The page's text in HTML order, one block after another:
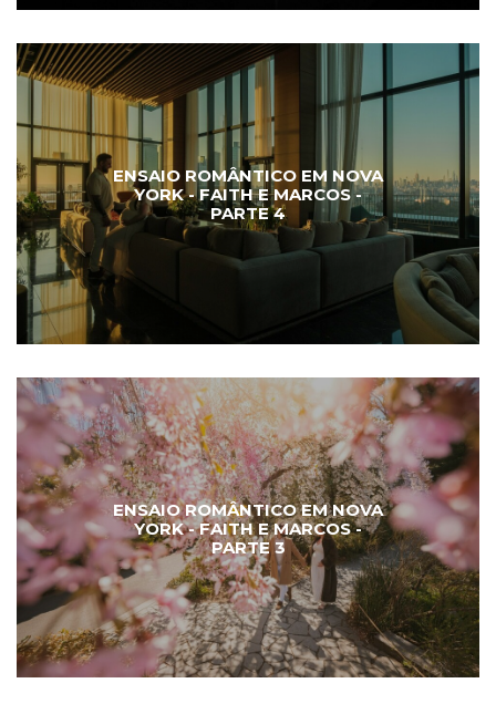
ENSAIO ROMÂNTICO EM NOVA
YORK - FAITH E MARCOS -
PARTE 4
ENSAIO ROMÂNTICO EM NOVA
YORK - FAITH E MARCOS -
PARTE 3